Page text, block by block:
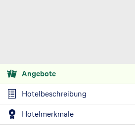
Angebote
Hotelbeschreibung
Hotelmerkmale